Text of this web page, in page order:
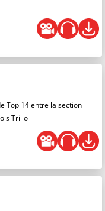
Top 14 entre la section
Trillo